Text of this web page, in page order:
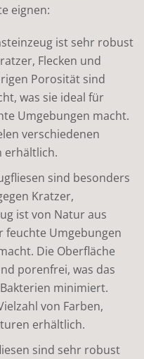
eignen:
ist sehr robust
Flecken und
Porosität sind
was sie ideal für
Umgebungen macht.
verschiedenen
erhältlich.
sind besonders
Kratzer,
ist von Natur aus
feuchte Umgebungen
Die Oberfläche
porenfrei, was das
minimiert.
von Farben,
erhältlich.
sind sehr robust